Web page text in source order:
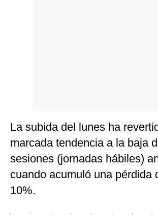
La subida del lunes ha
marcada tendencia a la baja
sesiones (jornadas hábiles)
cuando acumuló una pérdida
10%.